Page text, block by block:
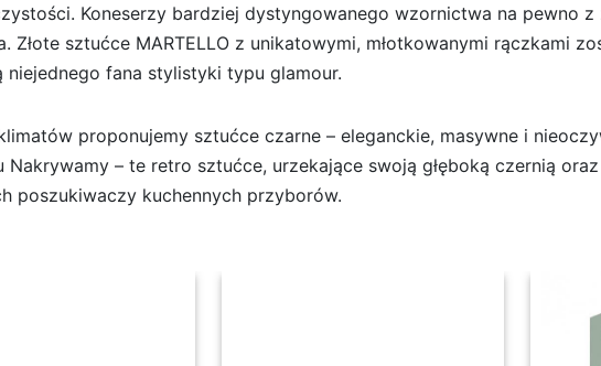
Koneserzy bardziej dystyngowanego wzornictwa na pewno z
Złote sztućce MARTELLO z unikatowymi, młotkowanymi rączkami
fana stylistyki typu glamour.
proponujemy sztućce czarne – eleganckie, masywne i
Nakrywamy – te retro sztućce, urzekające swoją głęboką czernią
poszukiwaczy kuchennych przyborów.